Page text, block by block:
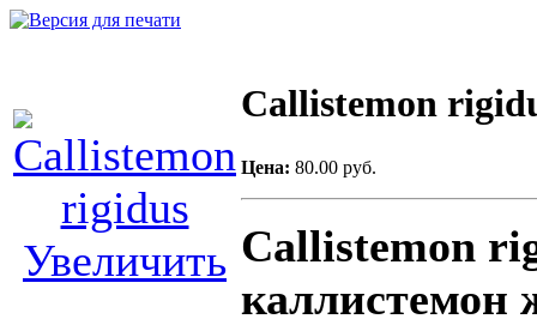
Увеличить
Callistemon
Цена: 80.00 руб.
Callistemon
каллистемон